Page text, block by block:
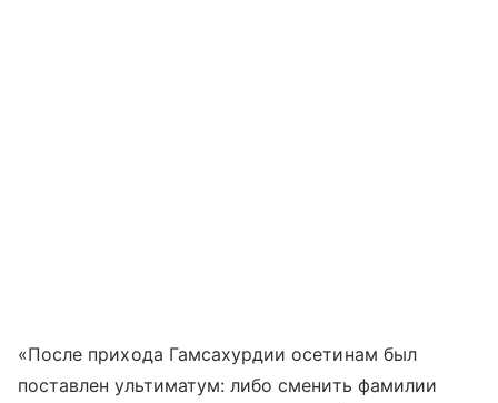
«После прихода Гамсахурдии осетинам был
поставлен ультиматум: либо сменить фамилии